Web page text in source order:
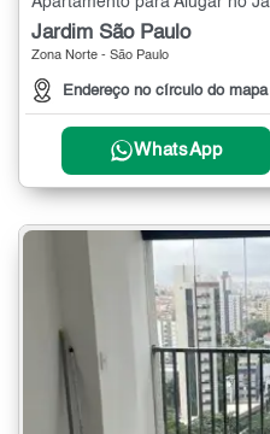
Jardim São Paulo
Zona Norte - São Paulo
Endereço no círculo do mapa
WhatsApp